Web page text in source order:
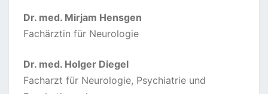
Dr. med. Mirjam Hensgen
Fachärztin für Neurologie
Dr. med. Holger Diegel
Facharzt für Neurologie, Psychiatrie und